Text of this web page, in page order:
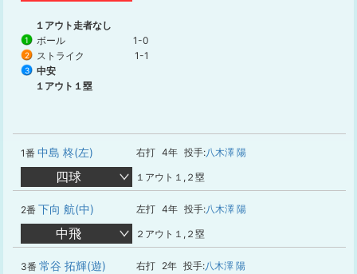
１アウト走者なし
1 ボール 1-0
2 ストライク 1-1
3
中安
１アウト１塁
1番 中島 柊(左) 右打 4年 投手:八木澤 陽
四球 １アウト１,２塁
2番 下向 航(中) 左打 4年 投手:八木澤 陽
中飛 ２アウト１,２塁
3番 常谷 拓輝(遊) 右打 2年 投手:八木澤 陽